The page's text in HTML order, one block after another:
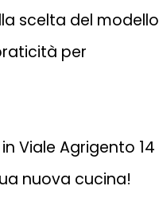
scelta del modello
per
Viale Agrigento 14
nuova cucina!